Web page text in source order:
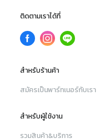
ติดตามเราได้ที่
สำหรับร้านค้า
สมัครเป็นพาร์ทเนอร์กับเรา
สำหรับผู้ใช้งาน
รวมสินค้า&บริการ